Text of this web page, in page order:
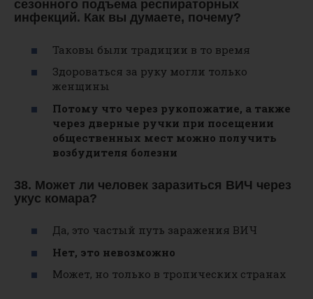
сезонного подъема респираторных
инфекций. Как вы думаете, почему?
Таковы были традиции в то время
Здороваться за руку могли только
женщины
Потому что через рукопожатие, а также
через дверные ручки при посещении
общественных мест можно получить
возбудителя болезни
38. Может ли человек заразиться ВИЧ через
укус комара?
Да, это частый путь заражения ВИЧ
Нет, это невозможно
Может, но только в тропических странах